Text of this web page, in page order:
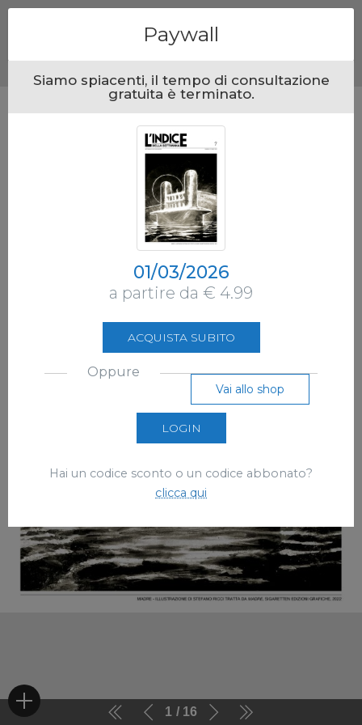
1 16
Paywall
Siamo spiacenti, il tempo di consultazione
gratuita è terminato.
01/03/2026
a partire da € 4.99
ACQUISTA SUBITO
Oppure
Vai allo shop
LOGIN
Hai un codice sconto o un codice abbonato?
clicca qui